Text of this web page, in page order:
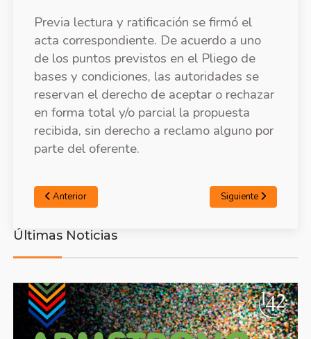
Previa lectura y ratificación se firmó el
acta correspondiente. De acuerdo a uno
de los puntos previstos en el Pliego de
bases y condiciones, las autoridades se
reservan el derecho de aceptar o rechazar
en forma total y/o parcial la propuesta
recibida, sin derecho a reclamo alguno por
parte del oferente.
Anterior Siguiente
Últimas Noticias